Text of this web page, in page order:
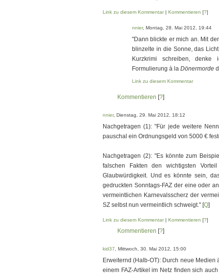
Link zu diesem Kommentar| Kommentieren [?]
nnier, Montag, 28. Mai 2012, 19:44
"Dann blickte er mich an. Mit
blinzelte in die Sonne, das
Kurzkrimi schreiben,
Formulierung à la Dönermorde
Link zu diesem Kommentar
Kommentieren [?]
nnier, Dienstag, 29. Mai 2012, 18:12
Nachgetragen (1): "Für jede weitere
pauschal ein Ordnungsgeld von 5000 €
Nachgetragen (2): "Es könnte zum
falschen Fakten den wichtigsten
Glaubwürdigkeit. Und es könnte sein,
gedruckten Sonntags-FAZ der eine oder
vermeintlichen Karnevalsscherz der
SZ selbst nun vermeintlich schweigt." [Q]
Link zu diesem Kommentar| Kommentieren [?]
Kommentieren [?]
kid37 , Mittwoch, 30. Mai 2012, 15:00
Erweiternd (Halb-OT): Durch neue Medien
einem FAZ-Artikel im Netz finden sich